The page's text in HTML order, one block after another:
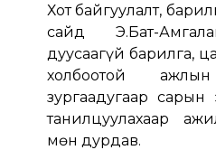
Хот байгуулалт,
сайд Э.Бат-
дуусаагүй барилга,
холбоотой
зургаадугаар сарын
танилцуулахаар
мөн дурдав.